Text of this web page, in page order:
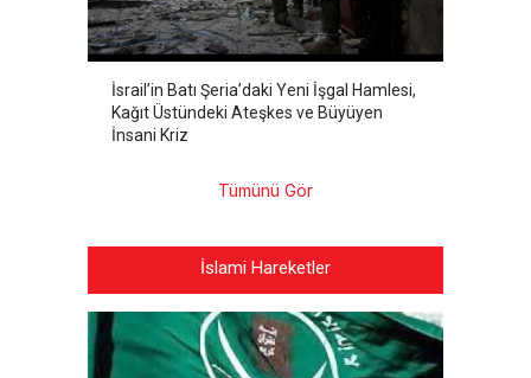
İsrail’in Batı Şeria’daki Yeni İşgal Hamlesi,
Kağıt Üstündeki Ateşkes ve Büyüyen
İnsani Kriz
Tümünü Gör
İslami Hareketler